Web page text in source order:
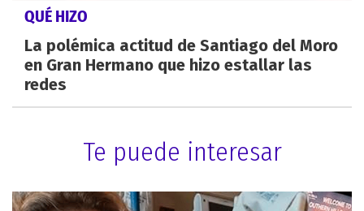
QUÉ HIZO
La polémica actitud de Santiago del Moro
en Gran Hermano que hizo estallar las
redes
Te puede interesar